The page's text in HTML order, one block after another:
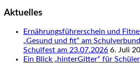
Aktuelles
Ernährungsführerschein und
„Gesund und fit“ am
Schulfest am 23.07.2026 6. Juli
Ein Blick „hinterGitter“ für Schüler